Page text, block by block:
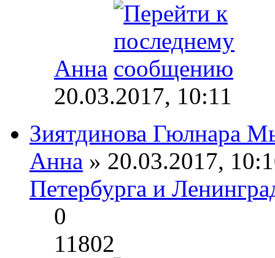
Анна
20.03.2017, 10:11
Зиятдинова Гюлнара
Анна » 20.03.2017,
Петербурга и
0
11802